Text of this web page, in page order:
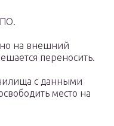
на внешний
переносить.
с данными
место на